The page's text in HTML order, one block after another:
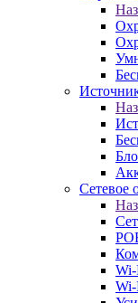
Сетевое
Wi-